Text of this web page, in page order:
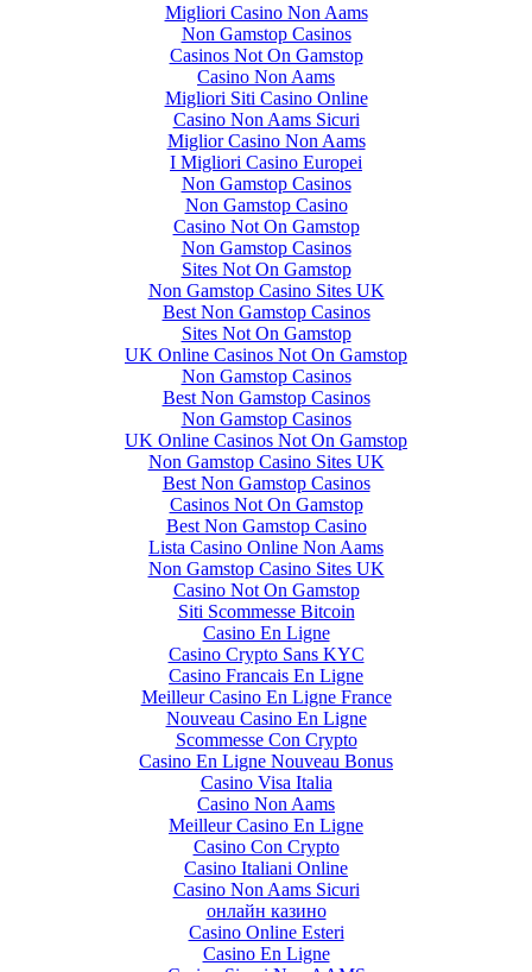
Migliori Casino Non Aams
Non Gamstop Casinos
Casinos Not On Gamstop
Casino Non Aams
Migliori Siti Casino Online
Casino Non Aams Sicuri
Miglior Casino Non Aams
I Migliori Casino Europei
Non Gamstop Casinos
Non Gamstop Casino
Casino Not On Gamstop
Non Gamstop Casinos
Sites Not On Gamstop
Non Gamstop Casino Sites UK
Best Non Gamstop Casinos
Sites Not On Gamstop
UK Online Casinos Not On Gamstop
Non Gamstop Casinos
Best Non Gamstop Casinos
Non Gamstop Casinos
UK Online Casinos Not On Gamstop
Non Gamstop Casino Sites UK
Best Non Gamstop Casinos
Casinos Not On Gamstop
Best Non Gamstop Casino
Lista Casino Online Non Aams
Non Gamstop Casino Sites UK
Casino Not On Gamstop
Siti Scommesse Bitcoin
Casino En Ligne
Casino Crypto Sans KYC
Casino Francais En Ligne
Meilleur Casino En Ligne France
Nouveau Casino En Ligne
Scommesse Con Crypto
Casino En Ligne Nouveau Bonus
Casino Visa Italia
Casino Non Aams
Meilleur Casino En Ligne
Casino Con Crypto
Casino Italiani Online
Casino Non Aams Sicuri
онлайн казино
Casino Online Esteri
Casino En Ligne